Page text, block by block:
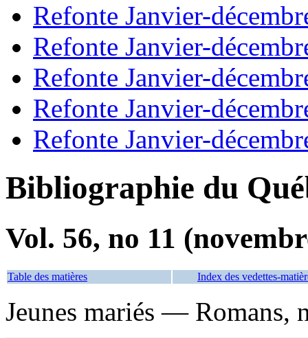
Refonte Janvier-
Refonte Janvier-
Refonte Janvier-
Refonte Janvier-
Refonte Janvier-
Bibliographie du
Vol. 56, no 11
Table des matières Index des vedettes-
Jeunes mariés — Romans,